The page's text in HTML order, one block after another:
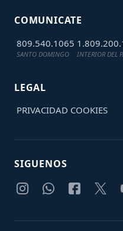
COMUNICATE
809.540.1065
SANTO DOMINGO INTERIOR DEL
LEGAL
PRIVACIDAD COOKIES
SIGUENOS